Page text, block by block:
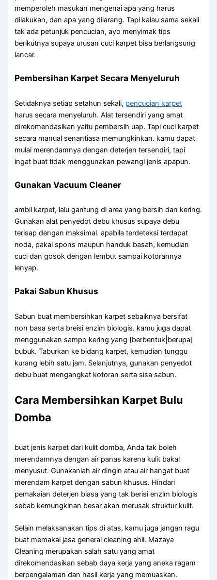
memperoleh masukan mengenai apa yang harus
dilakukan, dan apa yang dilarang. Tapi kalau sama sekali
tak ada petunjuk pencucian, ayo menyimak tips
berikutnya supaya urusan cuci karpet bisa berlangsung
lancar.
Pembersihan Karpet Secara Menyeluruh
Setidaknya setiap setahun sekali, pencucian karpet
harus secara menyeluruh. Alat tersendiri yang amat
direkomendasikan yaitu pembersih uap. Tapi cuci karpet
secara manual senantiasa memungkinkan. kamu dapat
mulai merendamnya dengan deterjen tersendiri, tapi
ingat buat tidak menggunakan pewangi jenis apapun.
Gunakan Vacuum Cleaner
ambil karpet, lalu gantung di area yang bersih dan kering.
Gunakan alat penyedot debu khusus supaya debu
terisap dengan maksimal. apabila terdeteksi terdapat
noda, pakai spons maupun handuk basah, kemudian
cuci dan gosok dengan lembut sampai kotorannya
lenyap.
Pakai Sabun Khusus
Sabun buat membersihkan karpet sebaiknya bersifat
non basa serta breisi enzim biologis. kamu juga dapat
menggunakan sampo kering yang {berbentuk|berupa]
bubuk. Taburkan ke bidang karpet, kemudian tunggu
kurang lebih satu jam. Selanjutnya, gunakan penyedot
debu buat mengangkat kotoran serta sisa sabun.
Cara Membersihkan Karpet Bulu
Domba
buat jenis karpet dari kulit domba, Anda tak boleh
merendamnya dengan air panas karena kulit bakal
menyusut. Gunakanlah air dingin atau air hangat buat
merendam karpet dengan sabun khusus. Hindari
pemakaian deterjen biasa yang tak berisi enzim biologis
sebab kemungkinan besar akan merusak struktur kulit.
Selain melaksanakan tips di atas, kamu juga jangan ragu
buat memakai jasa general cleaning ahli. Mazaya
Cleaning merupakan salah satu yang amat
direkomendasikan sebab daya kerja yang aneka ragam
berpengalaman dan hasil kerja yang memuaskan.